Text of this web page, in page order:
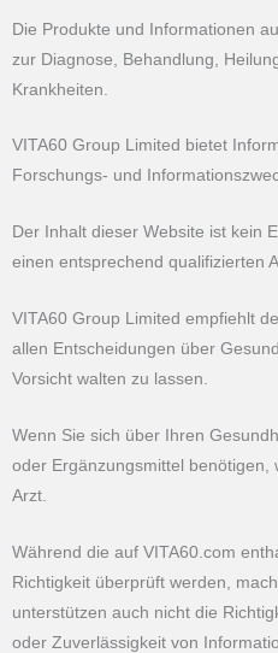
Die Produkte und Informationen
zur Diagnose, Behandlung,
Krankheiten.
VITA60 Group Limited bietet
Forschungs- und
Der Inhalt dieser Website ist kein
einen entsprechend qualifizierten
VITA60 Group Limited empfiehlt
allen Entscheidungen über
Vorsicht walten zu lassen.
Wenn Sie sich über Ihren
oder Ergänzungsmittel benötigen,
Arzt.
Während die auf VITA60.com
Richtigkeit überprüft werden,
unterstützen auch nicht die
oder Zuverlässigkeit von